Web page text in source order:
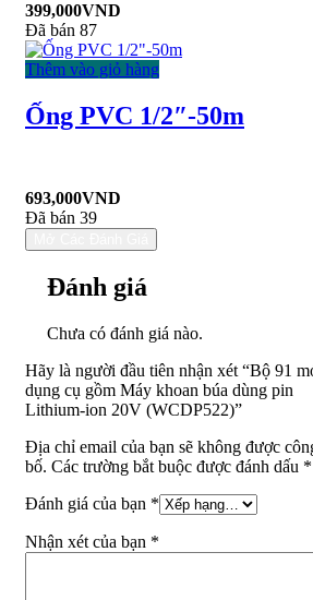
399,000VND
Đã bán 87
Thêm vào giỏ hàng
Ống PVC 1/2″-50m
693,000VND
Đã bán 39
Đánh giá
Chưa có đánh giá nào.
Hãy là người đầu tiên nhận xét “Bộ 91
dụng cụ gồm Máy khoan búa dùng pin
Lithium-ion 20V (WCDP522)”
Địa chỉ email của bạn sẽ không được
bố. Các trường bắt buộc được đánh dấu *
Đánh giá của bạn *
Nhận xét của bạn *